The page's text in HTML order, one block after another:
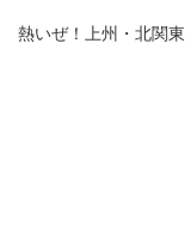
熱いぜ！上州・北関東